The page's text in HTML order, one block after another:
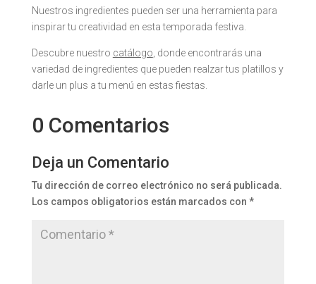
Nuestros ingredientes pueden ser una herramienta para
inspirar tu creatividad en esta temporada festiva.
Descubre nuestro catálogo, donde encontrarás una
variedad de ingredientes que pueden realzar tus platillos y
darle un plus a tu menú en estas fiestas.
0 Comentarios
Deja un Comentario
Tu dirección de correo electrónico no será publicada.
Los campos obligatorios están marcados con *